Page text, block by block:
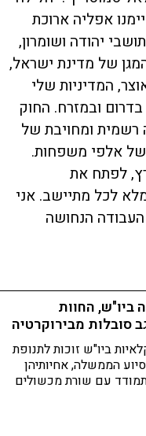
אפליה ארוכת
יהודה ושומרון,
של מדינת ישראל,
המדיניות שלי
ובמזרח. החוק
רשמית ומחויבת של
של אלפי משפחות.
לפתח את
מלא לכל מתיישב. אני
הנחושה
ביו"ש, החוות
סובלות מבירוקרטיה
ביו"ש זוכות לתנופת
הממשלה, אחיותיהן
עם שורת מכשולים
כולל איסור לינה